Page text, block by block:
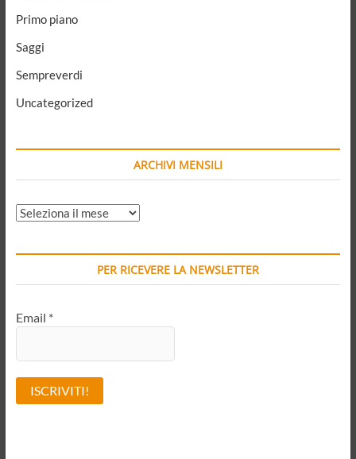
Primo piano
Saggi
Sempreverdi
Uncategorized
ARCHIVI MENSILI
ARCHIVI
PER RICEVERE LA NEWSLETTER
Email *